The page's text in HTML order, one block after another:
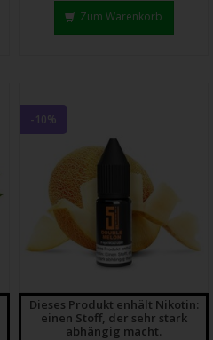
Zum Warenkorb
-10%
Dieses Produkt enhält Nikotin:
einen Stoff, der sehr stark
abhängig macht.